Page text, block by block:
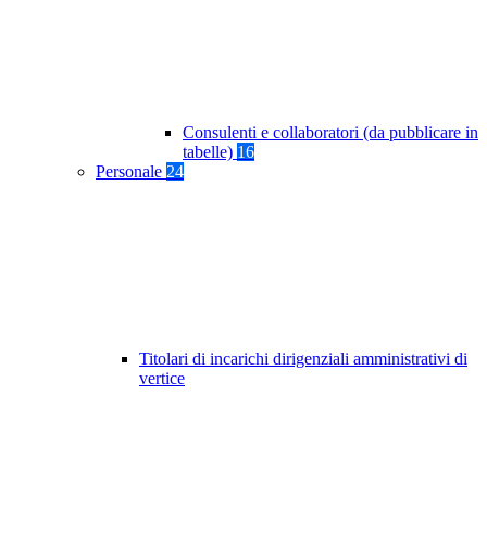
Consulenti e collaboratori (da pubblicare in
tabelle) 16
Personale 24
Titolari di incarichi dirigenziali amministrativi di
vertice